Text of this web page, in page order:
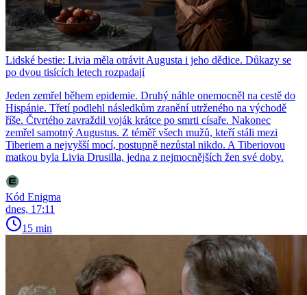
Lidské bestie: Livia měla otrávit Augusta i jeho dědice. Důkazy se
po dvou tisících letech rozpadají
Jeden zemřel během epidemie. Druhý náhle onemocněl na cestě do
Hispánie. Třetí podlehl následkům zranění utrženého na východě
říše. Čtvrtého zavraždil voják krátce po smrti císaře. Nakonec
zemřel samotný Augustus. Z téměř všech mužů, kteří stáli mezi
Tiberiem a nejvyšší mocí, postupně nezůstal nikdo. A Tiberiovou
matkou byla Livia Drusilla, jedna z nejmocnějších žen své doby.
Kód Enigma
dnes, 17:11
15 min